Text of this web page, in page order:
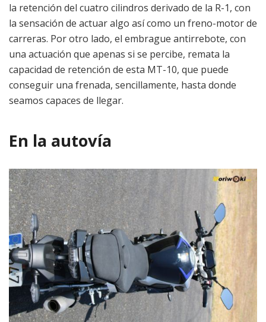
la retención del cuatro cilindros derivado de la R-1, con
la sensación de actuar algo así como un freno-motor de
carreras. Por otro lado, el embrague antirrebote, con
una actuación que apenas si se percibe, remata la
capacidad de retención de esta MT-10, que puede
conseguir una frenada, sencillamente, hasta donde
seamos capaces de llegar.
En la autovía